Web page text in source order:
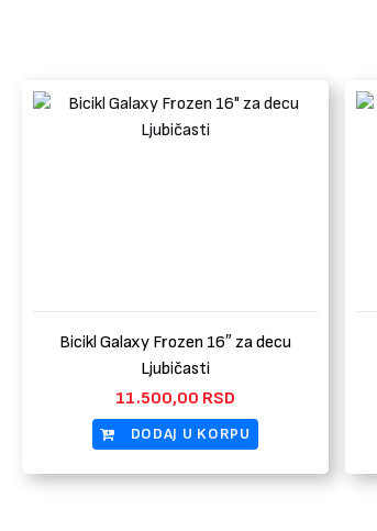
Bicikl Galaxy Frozen 16″ za decu
Ljubičasti
11.500,00 RSD
DODAJ U KORPU